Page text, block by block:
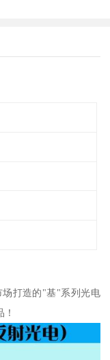
打造的"基"系列光电